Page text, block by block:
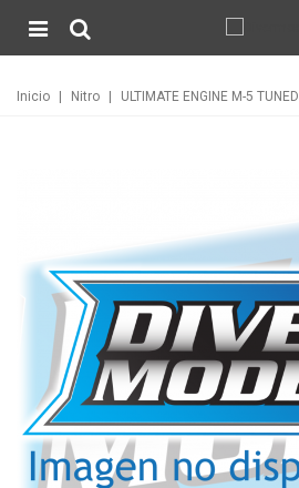
Inicio Nitro ULTIMATE ENGINE M-5 TUNED